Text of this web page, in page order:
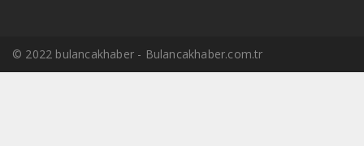
© 2022 bulancakhaber - Bulancakhaber.com.tr